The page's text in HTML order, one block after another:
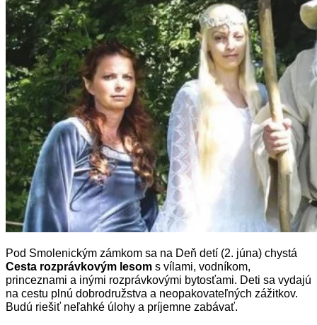
Pod Smolenickým zámkom sa na Deň detí (2. júna) chystá
Cesta rozprávkovým lesom s vílami, vodníkom,
princeznami a inými rozprávkovými bytosťami. Deti sa vydajú
na cestu plnú dobrodružstva a neopakovateľných zážitkov.
Budú riešiť neľahké úlohy a príjemne zabávať.